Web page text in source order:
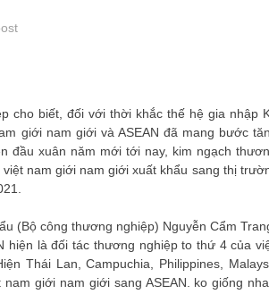
cho biết, đối với thời khắc thế hệ gia nhập
giới nam giới và ASEAN đã mang bước
đầu xuân năm mới tới nay, kim ngạch
nam giới nam giới xuất khẩu sang thị
(Bộ công thương nghiệp) Nguyễn Cẩm
hiện là đối tác thương nghiệp to thứ 4 của
Thái Lan, Campuchia, Philippines,
giới nam giới sang ASEAN. ko giống